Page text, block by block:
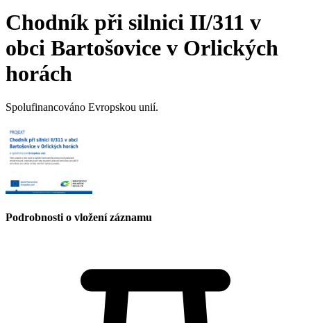
Chodník při silnici II/311 v
obci Bartošovice v Orlických
horách
Spolufinancováno Evropskou unií.
Podrobnosti o vložení záznamu